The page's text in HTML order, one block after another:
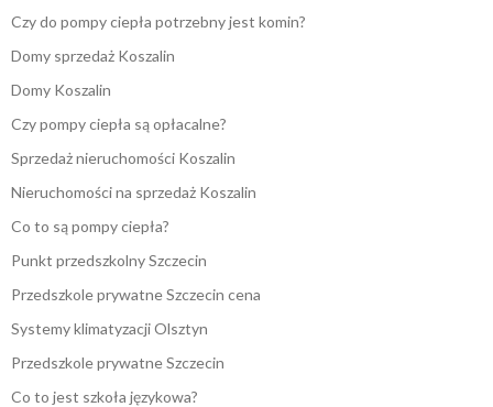
Czy do pompy ciepła potrzebny jest komin?
Domy sprzedaż Koszalin
Domy Koszalin
Czy pompy ciepła są opłacalne?
Sprzedaż nieruchomości Koszalin
Nieruchomości na sprzedaż Koszalin
Co to są pompy ciepła?
Punkt przedszkolny Szczecin
Przedszkole prywatne Szczecin cena
Systemy klimatyzacji Olsztyn
Przedszkole prywatne Szczecin
Co to jest szkoła językowa?